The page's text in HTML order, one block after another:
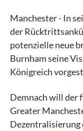
Manchester - In
der
potenzielle neue
Burnham seine
Königreich
Demnach will der
Greater
Dezentralisierung